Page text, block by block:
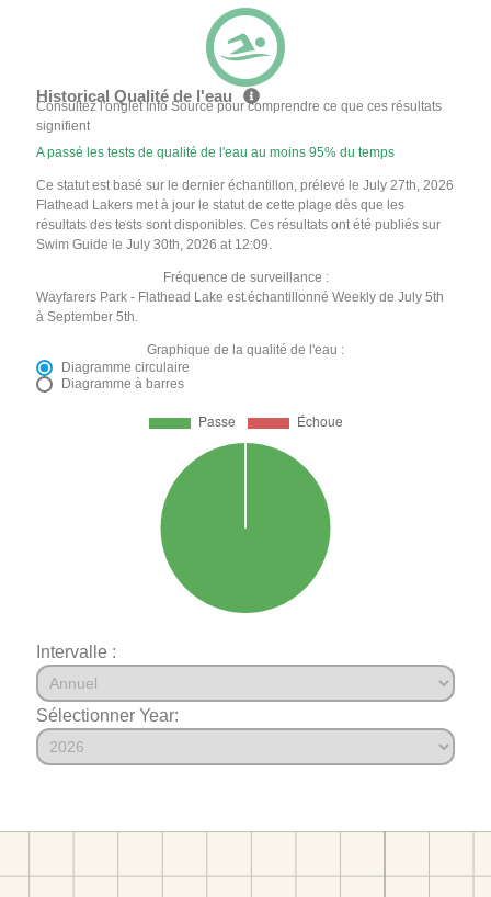
Historical Qualité de l'eau
Consultez l'onglet Info Source pour comprendre ce que ces résultats
signifient
A passé les tests de qualité de l'eau au moins 95% du temps
Ce statut est basé sur le dernier échantillon, prélevé le July 27th, 2026
Flathead Lakers met à jour le statut de cette plage dès que les
résultats des tests sont disponibles. Ces résultats ont été publiés sur
Swim Guide le July 30th, 2026 at 12:09.
Fréquence de surveillance :
Wayfarers Park - Flathead Lake est échantillonné Weekly de July 5th
à September 5th.
Graphique de la qualité de l'eau :
Diagramme circulaire
Diagramme à barres
Intervalle :
Sélectionner Year: